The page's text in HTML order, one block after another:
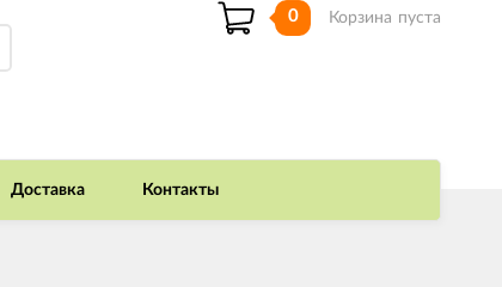
0 Корзина пуста
Доставка Контакты